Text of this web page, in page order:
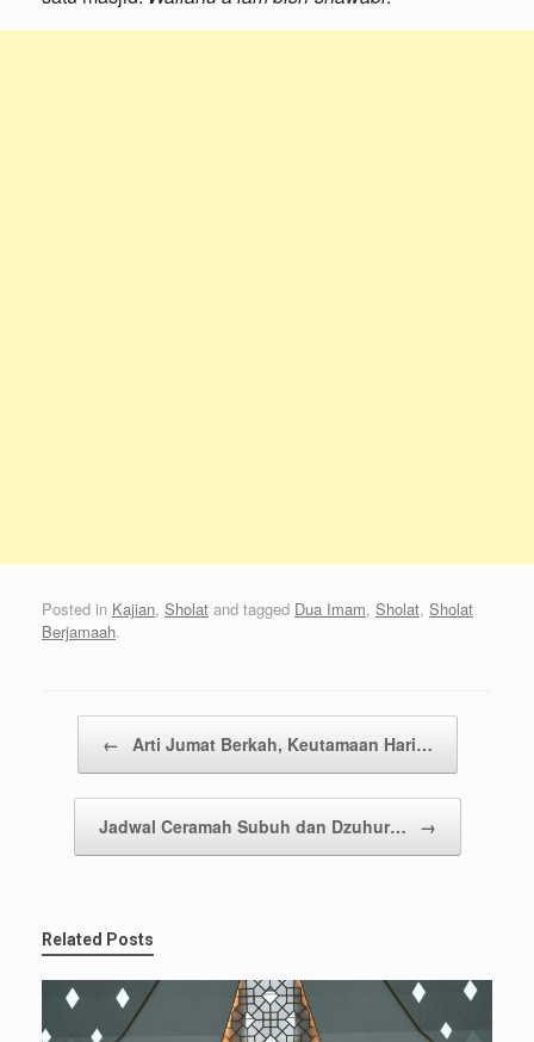
Posted in Kajian, Sholat and tagged Dua Imam, Sholat, Sholat
Berjamaah.
← Arti Jumat Berkah, Keutamaan Hari…
Jadwal Ceramah Subuh dan Dzuhur… →
Related Posts